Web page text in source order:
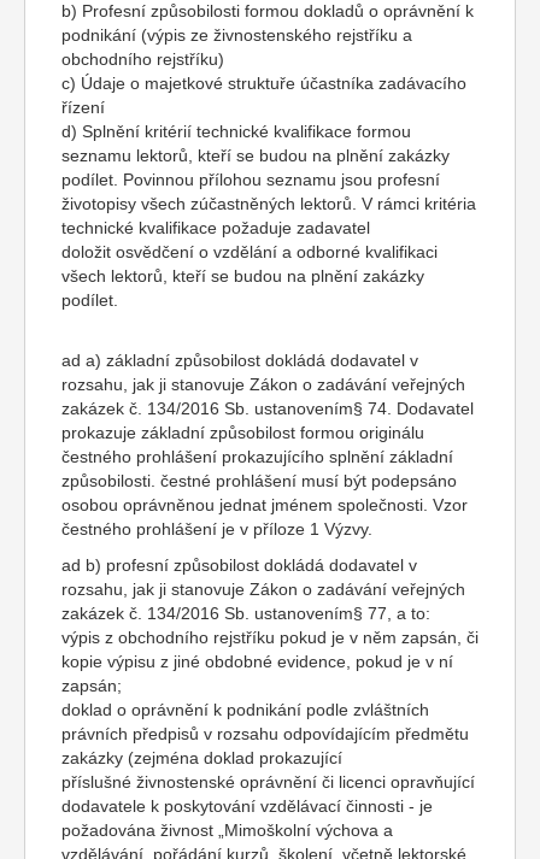
b) Profesní způsobilosti formou dokladů o oprávnění k
podnikání (výpis ze živnostenského rejstříku a
obchodního rejstříku)
c) Údaje o majetkové struktuře účastníka zadávacího
řízení
d) Splnění kritérií technické kvalifikace formou
seznamu lektorů, kteří se budou na plnění zakázky
podílet. Povinnou přílohou seznamu jsou profesní
životopisy všech zúčastněných lektorů. V rámci kritéria
technické kvalifikace požaduje zadavatel
doložit osvědčení o vzdělání a odborné kvalifikaci
všech lektorů, kteří se budou na plnění zakázky
podílet.
ad a) základní způsobilost dokládá dodavatel v
rozsahu, jak ji stanovuje Zákon o zadávání veřejných
zakázek č. 134/2016 Sb. ustanovením§ 74. Dodavatel
prokazuje základní způsobilost formou originálu
čestného prohlášení prokazujícího splnění základní
způsobilosti. čestné prohlášení musí být podepsáno
osobou oprávněnou jednat jménem společnosti. Vzor
čestného prohlášení je v příloze 1 Výzvy.
ad b) profesní způsobilost dokládá dodavatel v
rozsahu, jak ji stanovuje Zákon o zadávání veřejných
zakázek č. 134/2016 Sb. ustanovením§ 77, a to:
výpis z obchodního rejstříku pokud je v něm zapsán, či
kopie výpisu z jiné obdobné evidence, pokud je v ní
zapsán;
doklad o oprávnění k podnikání podle zvláštních
právních předpisů v rozsahu odpovídajícím předmětu
zakázky (zejména doklad prokazující
příslušné živnostenské oprávnění či licenci opravňující
dodavatele k poskytování vzdělávací činnosti - je
požadována živnost „Mimoškolní výchova a
vzdělávání, pořádání kurzů, školení, včetně lektorské